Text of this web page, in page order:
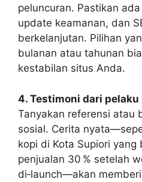
peluncuran. Pastikan
update keamanan, dan
berkelanjutan. Pilihan
bulanan atau tahunan
kestabilan situs Anda.
4. Testimoni dari pelaku
Tanyakan referensi atau
sosial. Cerita
kopi di Kota Supiori
penjualan 30 % setelah
di‑launch—akan